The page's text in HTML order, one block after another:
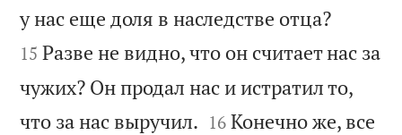
у нас еще доля в наследстве отца?
15 Разве не видно, что он считает нас за
чужих? Он продал нас и истратил то,
что за нас выручил. 

16 Конечно же, все